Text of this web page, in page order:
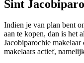
Sint
Indien je van plan bent
aan te kopen, dan is het
Jacobiparochie
makelaars actief,